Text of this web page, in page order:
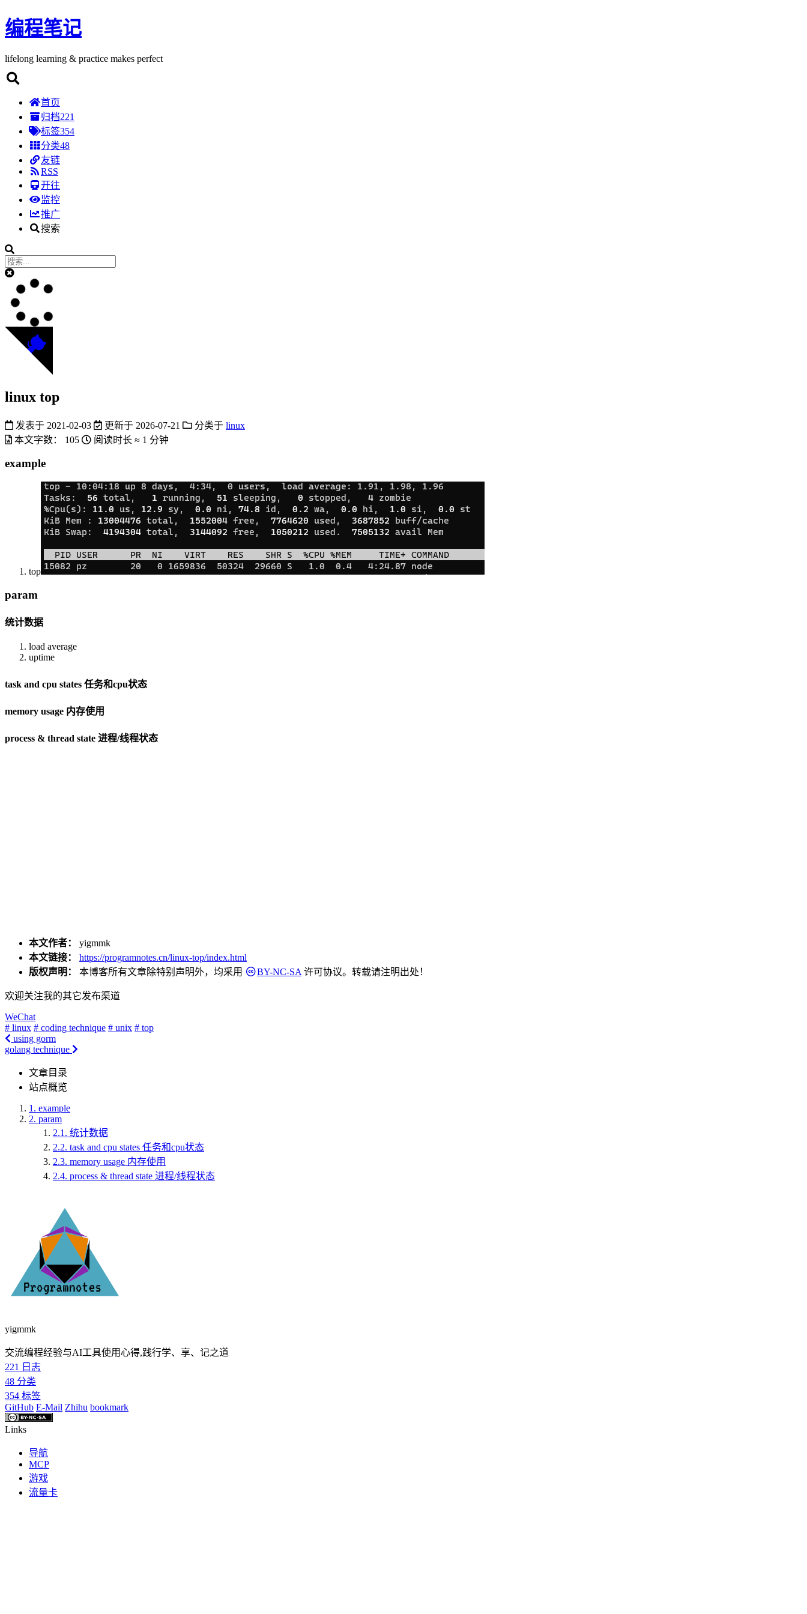
编程笔记
lifelong learning & practice makes perfect
首页
归档221
标签354
分类48
友链
RSS
开往
监控
推广
搜索
linux top
发表于 2021-02-03 更新于 2026-07-21 分类于 linux
本文字数：
105 阅读时长 ≈ 1 分钟
example
top
param
统计数据
load average
uptime
task and cpu states 任务和cpu状态
memory usage 内存使用
process & thread state 进程/线程状态
本文作者： yigmmk
本文链接：
https://programnotes.cn/linux-top/index.html
版权声明： 本博客所有文章除特别声明外，均采用 BY-NC-SA许可协议。转载请注明出处！
欢迎关注我的其它发布渠道
WeChat
# linux # coding technique # unix # top
using gorm
golang technique
文章目录
站点概览
1. example
2. param
2.1. 统计数据
2.2. task and cpu states 任务和cpu状态
2.3. memory usage 内存使用
2.4. process & thread state 进程/线程状态
yigmmk
交流编程经验与AI工具使用心得,践行学、享、记之道
221 日志
48 分类
354 标签
GitHub E-Mail Zhihu bookmark
Links
导航
MCP
游戏
流量卡